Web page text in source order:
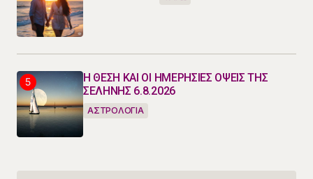
Η ΘΕΣΗ ΚΑΙ ΟΙ ΗΜΕΡΗΣΙΕΣ ΟΨΕΙΣ ΤΗΣ
ΣΕΛΗΝΗΣ 6.8.2026
ΑΣΤΡΟΛΟΓΙΑ